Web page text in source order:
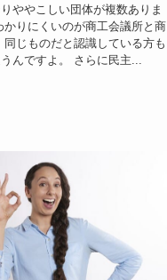
ややこしい団体が複数ありま
かりにくいのが商工会議所と商
同じものだと認識している方も
んですよ。 さらに民主...